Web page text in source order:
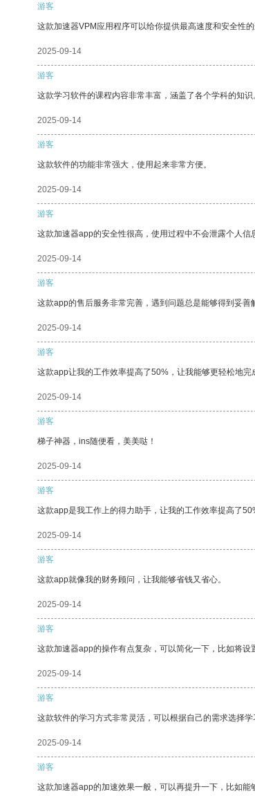
游客
这款加速器VPM应用程序可以给你提供最高速度和安全性
2025-09-14
游客
这款学习软件的课程内容非常丰富，涵盖了各个学科的知
2025-09-14
游客
这款软件的功能非常强大，使用起来非常方便。
2025-09-14
游客
这款加速器app的安全性很高，使用过程中不会泄露个人
2025-09-14
游客
这款app的售后服务非常完善，遇到问题总是能够得到妥善
2025-09-14
游客
这款app让我的工作效率提高了50%，让我能够更轻松地
2025-09-14
游客
梯子神器，ins随便看，美美哒！
2025-09-14
游客
这款app是我工作上的得力助手，让我的工作效率提高了
2025-09-14
游客
这款app就像我的财务顾问，让我能够省钱又省心。
2025-09-14
游客
这款加速器app的操作有点复杂，可以简化一下，比如将设
2025-09-14
游客
这款软件的学习方式非常灵活，可以根据自己的需求选择学
2025-09-14
游客
这款加速器app的加速效果一般，可以再提升一下，比如能